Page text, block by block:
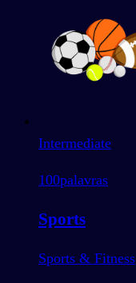
Intermediate
100palavras
Sports
Sports & Fitness